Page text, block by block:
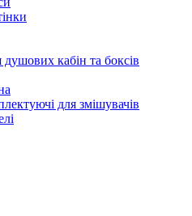
кабін та боксів
для змішувачів